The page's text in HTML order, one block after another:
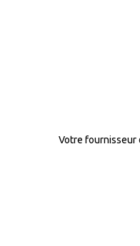
Votre fournisseur